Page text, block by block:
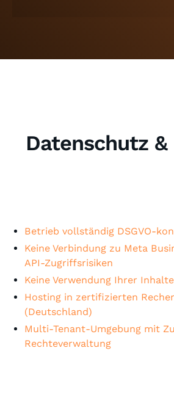
Datenschutz
Betrieb vollständig DSGVO-
Keine Verbindung zu Meta
API-Zugriffsrisiken
Keine Verwendung Ihrer
Hosting in zertifizierten
(Deutschland)
Multi-Tenant-Umgebung mit
Rechteverwaltung